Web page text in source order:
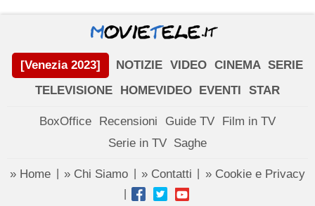
[Venezia 2023] NOTIZIE VIDEO CINEMA SERIE
TELEVISIONE
HOMEVIDEO EVENTI STAR
BoxOffice Recensioni Guide TV
Film in TV
Serie in TV Saghe
» Home » Chi Siamo » Contatti » Cookie e Privacy